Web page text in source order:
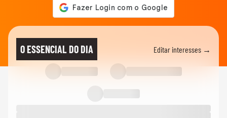
O ESSENCIAL DO DIA Editar interesses →